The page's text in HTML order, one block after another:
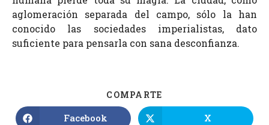
aglomeración separada del campo, sólo la han
conocido las sociedades imperialistas, dato
suficiente para pensarla con sana desconfianza.
COMPARTE
Facebook X